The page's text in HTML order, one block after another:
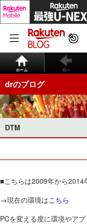
ホーム 前へ
drのブログ
DTM
■こちらは2009年から2014
→現在の環境はこちら
PCを変える度に環境やア